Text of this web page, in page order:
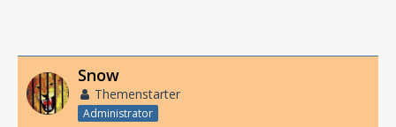
Snow
Themenstarter
Administrator